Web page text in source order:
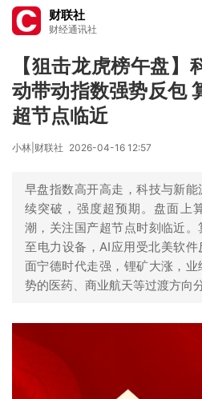
财联社
财经通讯社
【狙击龙虎榜午盘
动带动指数强势反包
超节点临近
小林|财联社 2026-04-16 12:57
早盘指数高开高走，科技与新
续突破，强度超预期。盘面上
潮，关注国产超节点时刻临近
至电力设备，AI应用受北美软
面宁德时代走强，锂矿大涨，
势的医药、商业航天等过渡方向分